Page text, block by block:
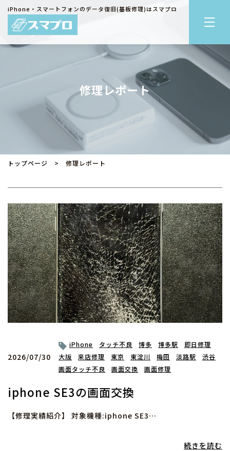
iPhone・スマートフォンのデータ復旧(基板修理)はスマプロ
修理レポート
トップページ > 修理レポート
2026/07/30
iPhone タッチ不良 博多 博多駅
即日修理
大阪
来店修理 東京 東淀川 梅田 淡路駅
渋谷
画面タッチ不良
画面交換 画面修理
iphone SE3の画面交換
【修理実績紹介】 対象機種:iphone SE3…
続きを読む